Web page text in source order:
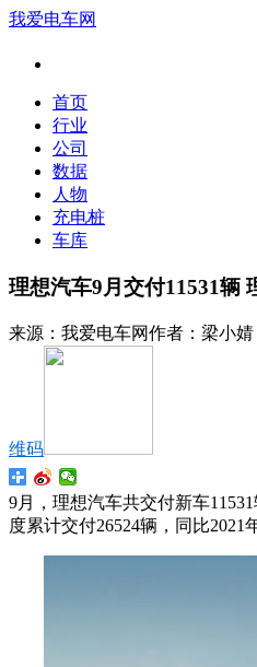
我爱电车网
首页
行业
公司
数据
人物
充电桩
车库
理想汽车9月交付11531辆
来源： 我爱电车网作者： 梁小婧
维码
9月，理想汽车共交付新车
度累计交付26524辆，同比2021